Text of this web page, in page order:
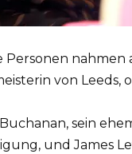
Personen
von Leeds,
sein
und James